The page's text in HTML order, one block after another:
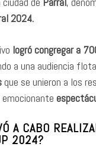
2024.
logró congregar a
a una audiencia
que se unieron a los
A CABO
2024?